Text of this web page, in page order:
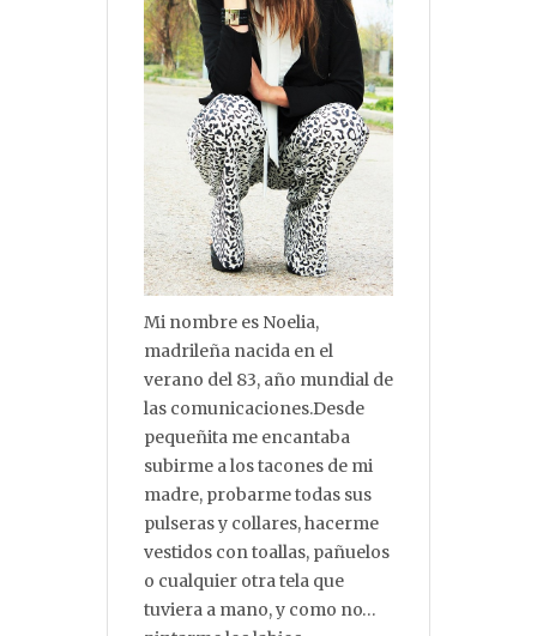
Mi nombre es Noelia,
madrileña nacida en el
verano del 83, año mundial de
las comunicaciones.Desde
pequeñita me encantaba
subirme a los tacones de mi
madre, probarme todas sus
pulseras y collares, hacerme
vestidos con toallas, pañuelos
o cualquier otra tela que
tuviera a mano, y como no…